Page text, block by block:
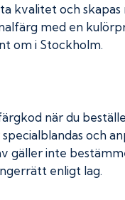
kvalitet och
med en
om i Stockholm.
när du
och
gäller inte
enligt lag.